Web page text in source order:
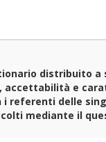
distribuito
accettabilità e
referenti delle
mediante il